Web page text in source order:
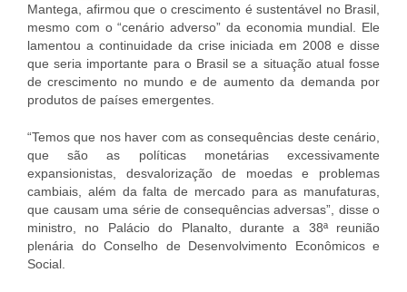
Mantega, afirmou que o crescimento é sustentável no Brasil,
mesmo com o “cenário adverso” da economia mundial. Ele
lamentou a continuidade da crise iniciada em 2008 e disse
que seria importante para o Brasil se a situação atual fosse
de crescimento no mundo e de aumento da demanda por
produtos de países emergentes.
“Temos que nos haver com as consequências deste cenário,
que são as políticas monetárias excessivamente
expansionistas, desvalorização de moedas e problemas
cambiais, além da falta de mercado para as manufaturas,
que causam uma série de consequências adversas”, disse o
ministro, no Palácio do Planalto, durante a 38ª reunião
plenária do Conselho de Desenvolvimento Econômicos e
Social.